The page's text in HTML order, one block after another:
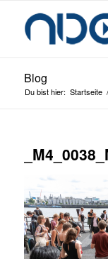
Blog
Du bist hier: Startseite /